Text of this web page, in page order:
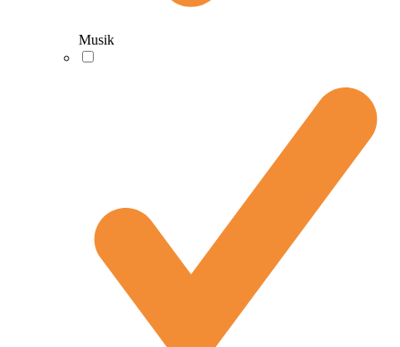
Musik